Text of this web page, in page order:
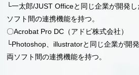
└一太郎/JUST Officeと同じ企業が開発
ソフト間の連携機能を持つ。
〇Acrobat Pro DC（アドビ株式会社）
└Photoshop、illustratorと同じ企業が開
両ソフト間の連携機能を持つ。